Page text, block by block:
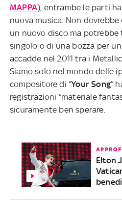
MAPPA), entrambe le parti
nuova musica. Non
un nuovo disco ma
singolo o di una bozza per
accadde nel 2011 tra i
Siamo solo nel mondo delle
compositore di “Your Song”
registrazioni “materiale
sicuramente ben sperare.
Elton